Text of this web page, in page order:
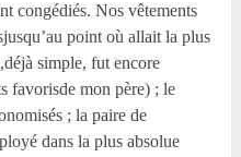
congédiés. Nos vêtements
point où allait la plus
simple, fut encore
favorisde mon père) ; le
; la paire de
dans la plus absolue